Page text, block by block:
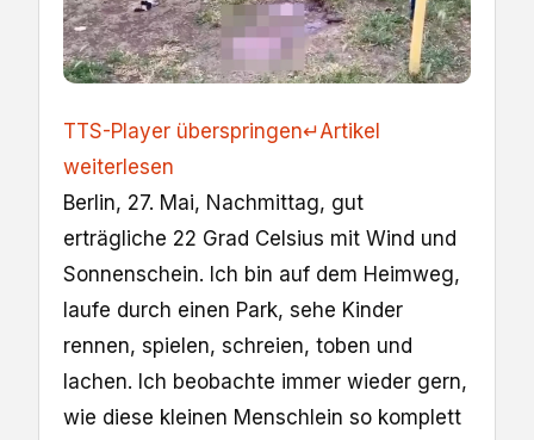
TTS-Player überspringen↵Artikel
weiterlesen
Berlin, 27. Mai, Nachmittag, gut
erträgliche 22 Grad Celsius mit Wind und
Sonnenschein. Ich bin auf dem Heimweg,
laufe durch einen Park, sehe Kinder
rennen, spielen, schreien, toben und
lachen. Ich beobachte immer wieder gern,
wie diese kleinen Menschlein so komplett